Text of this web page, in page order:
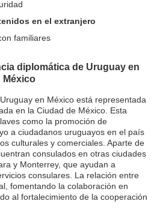
en el extranjero
familiares
diplomática de Uruguay en
México
en México está representada
en la Ciudad de México. Esta
como la promoción de
a ciudadanos uruguayos en el país
culturales y comerciales. Aparte de
consulados en otras ciudades
y Monterrey, que ayudan a
consulares. La relación entre
fomentando la colaboración en
al fortalecimiento de la cooperación